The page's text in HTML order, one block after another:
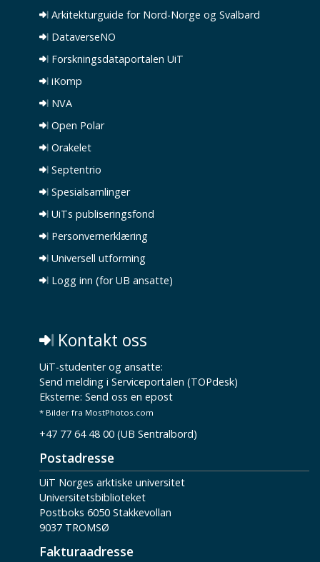
Arkitekturguide for Nord-Norge og Svalbard
DataverseNO
Forskningsdataportalen UiT
iKomp
NVA
Open Polar
Orakelet
Septentrio
Spesialsamlinger
UiTs publiseringsfond
Personvernerklæring
Universell utforming
Logg inn (for UB ansatte)
Kontakt oss
UiT-studenter og ansatte:
Send melding i Serviceportalen (TOPdesk)
Eksterne: Send oss en epost
* Bilder fra MostPhotos.com
+47 77 64 48 00 (UB Sentralbord)
Postadresse
UiT Norges arktiske universitet
Universitetsbiblioteket
Postboks 6050 Stakkevollan
9037 TROMSØ
Fakturaadresse